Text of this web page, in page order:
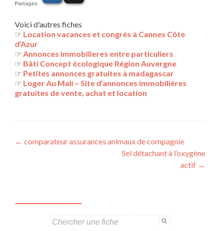
Partages
Voici d'autres fiches
☞ Location vacances et congrès à Cannes Côte
d’Azur
☞ Annonces immobilieres entre particuliers
☞ Bâti Concept écologique Région Auvergne
☞ Petites annonces gratuites à madagascar
☞ Loger Au Mali – Site d’annonces immobilières
gratuites de vente, achat et location
Navigation
← comparateur assurances animaux de compagnie
Sel détachant à l’oxygène
actif →